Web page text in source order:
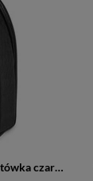
Skórzana podkówka mała banknotówka czarna - Albatros G99